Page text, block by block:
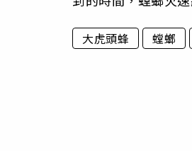
大虎頭蜂 螳螂